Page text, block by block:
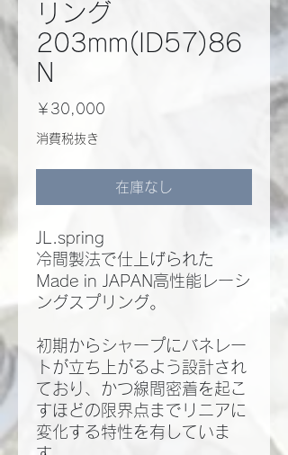
リング
203mm(ID57)86
N
￥30,000
消費税抜き
在庫なし
JL.spring
冷間製法で仕上げられた
Made in JAPAN高性能レーシ
ングスプリング。
初期からシャープにバネレー
トが立ち上がるよう設計され
ており、かつ線間密着を起こ
すほどの限界点までリニアに
変化する特性を有していま